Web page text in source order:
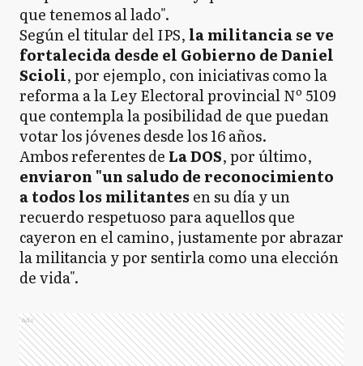
que tenemos al lado".
Según el titular del IPS, la militancia se ve
fortalecida desde el Gobierno de Daniel
Scioli, por ejemplo, con iniciativas como la
reforma a la Ley Electoral provincial Nº 5109
que contempla la posibilidad de que puedan
votar los jóvenes desde los 16 años.
Ambos referentes de La DOS, por último,
enviaron "un saludo de reconocimiento
a todos los militantes en su día y un
recuerdo respetuoso para aquellos que
cayeron en el camino, justamente por abrazar
la militancia y por sentirla como una elección
de vida".
Ads